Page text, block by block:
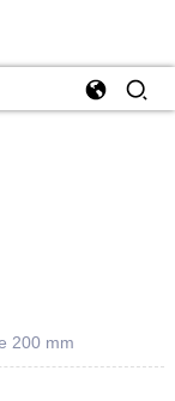
200 mm